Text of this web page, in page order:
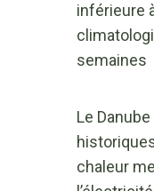
inférieure
semaines
Le
chaleur